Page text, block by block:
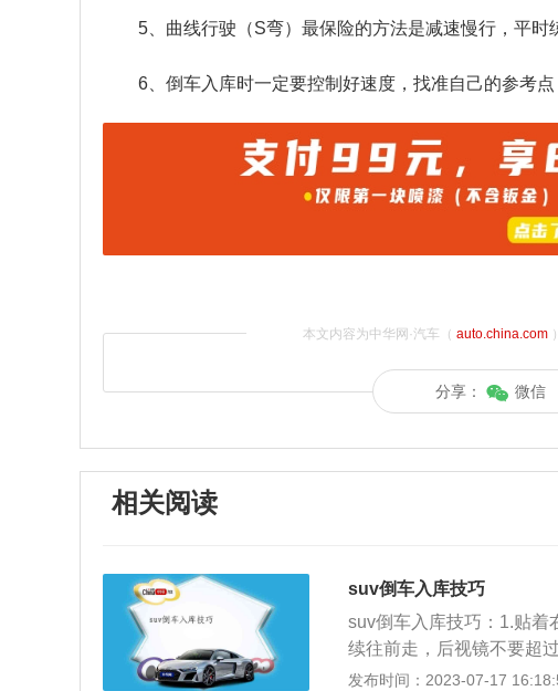
5、曲线行驶（S弯）最保险的方法是减速慢行，平时
6、倒车入库时一定要控制好速度，找准自己的参考
本文内容为中华网·汽车（ auto.china.com
分享： 微信
相关阅读
suv倒车入库技巧
suv倒车入库技巧：1.贴着
续往前走，后视镜不要超
4.车向前行驶到与马路成
发布时间：2023-07-17